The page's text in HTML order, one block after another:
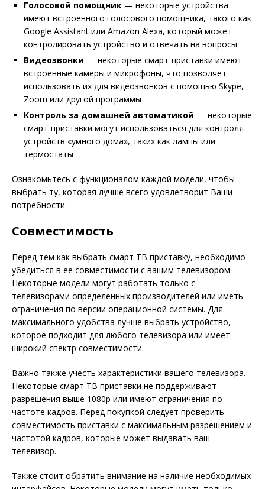
Голосовой помощник — некоторые устройства
имеют встроенного голосового помощника, такого как
Google Assistant или Amazon Alexa, который может
контролировать устройство и отвечать на вопросы
Видеозвонки — некоторые смарт-приставки имеют
встроенные камеры и микрофоны, что позволяет
использовать их для видеозвонков с помощью Skype,
Zoom или другой программы
Контроль за домашней автоматикой — некоторые
смарт-приставки могут использоваться для контроля
устройств «умного дома», таких как лампы или
термостаты
Ознакомьтесь с функционалом каждой модели, чтобы
выбрать ту, которая лучше всего удовлетворит Ваши
потребности.
Совместимость
Перед тем как выбрать смарт ТВ приставку, необходимо
убедиться в ее совместимости с вашим телевизором.
Некоторые модели могут работать только с
телевизорами определенных производителей или иметь
ограничения по версии операционной системы. Для
максимального удобства лучше выбрать устройство,
которое подходит для любого телевизора или имеет
широкий спектр совместимости.
Важно также учесть характеристики вашего телевизора.
Некоторые смарт ТВ приставки не поддерживают
разрешения выше 1080p или имеют ограничения по
частоте кадров. Перед покупкой следует проверить
совместимость приставки с максимальным разрешением и
частотой кадров, которые может выдавать ваш
телевизор.
Также стоит обратить внимание на наличие необходимых